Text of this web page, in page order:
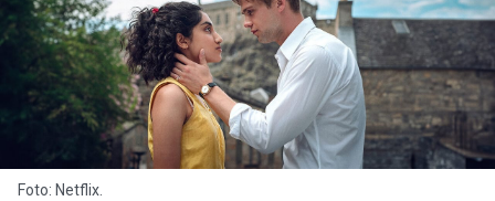
Foto: Netflix.